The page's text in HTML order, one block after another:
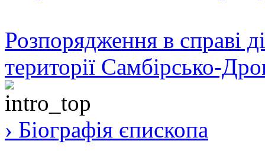
Розпорядження в справі
території Самбірсько-
› Біографія єпископа